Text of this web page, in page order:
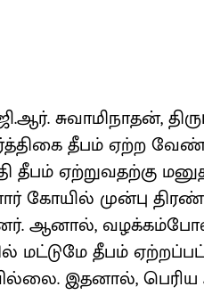
சு​வாமி​நாதன்,
தீபம் ஏற்ற
தீபம் ஏற்​று​வதற்கு
கோயில் முன்பு
ஆனால்,
மட்​டுமே தீபம்
இதனால், பெரிய